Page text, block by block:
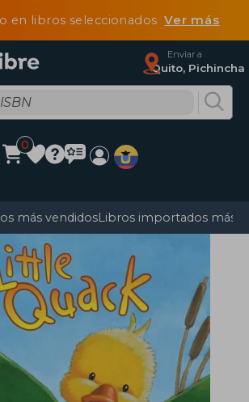
en libros seleccionadosVer más
Enviar a
Quito, Pichincha
0
más vendidosLibros importados más